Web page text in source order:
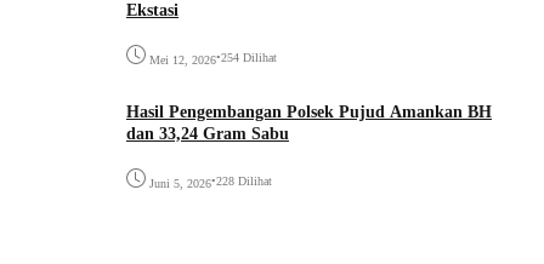
Ekstasi
Mei 12, 2026•254 Dilihat
Hasil Pengembangan Polsek Pujud Amankan BH
dan 33,24 Gram Sabu
Juni 5, 2026•228 Dilihat